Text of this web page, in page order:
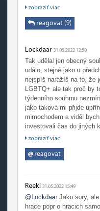
zde nedávat nic a
zobraziť viac
reagovat (9)
Lockdaar 31.05.2022 12:50
Tak udělal jen obecný
událo, stejně jako u
nejspíš narážíš na to, že
LGBTQ+ ale tak proč by
týdenního souhrnu
jako taková mi přijde
mimochodem a viděl
investovali čas do jiných
sběratelských atp.), ale
tom ten informační souhrn
zobraziť viac
@reagovat
Reeki 31.05.2022 15:49
@Lockdaar Jako sory,
hrace popr o hracich